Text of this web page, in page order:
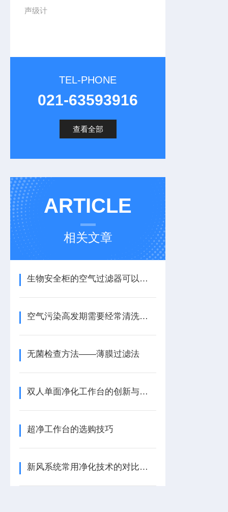
声级计
TEL-PHONE
021-63593916
查看全部
ARTICLE
相关文章
生物安全柜的空气过滤器可以重复清洗使用吗？如何进行清洗？
空气污染高发期需要经常清洗初效滤网 上海
无菌检查方法——薄膜过滤法
双人单面净化工作台的创新与应用
超净工作台的选购技巧
新风系统常用净化技术的对比分析